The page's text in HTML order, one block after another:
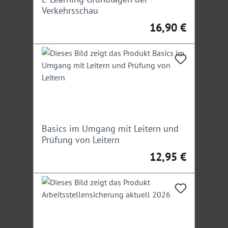
Verkehrsschau
Regulärer Preis:
16,90 €
Basics im Umgang mit Leitern und
Prüfung von Leitern
Regulärer Preis:
12,95 €